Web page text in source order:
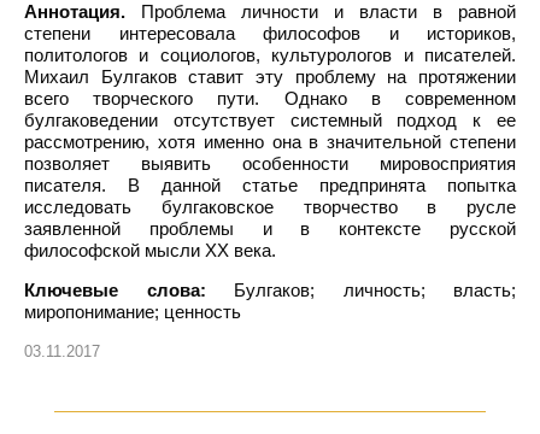
Аннотация. Проблема личности и власти в равной
степени интересовала философов и историков,
политологов и социологов, культурологов и писателей.
Михаил Булгаков ставит эту проблему на протяжении
всего творческого пути. Однако в современном
булгаковедении отсутствует системный подход к ее
рассмотрению, хотя именно она в значительной степени
позволяет выявить особенности мировосприятия
писателя. В данной статье предпринята попытка
исследовать булгаковское творчество в русле
заявленной проблемы и в контексте русской
философской мысли ХХ века.
Ключевые слова: Булгаков; личность; власть;
миропонимание; ценность
03.11.2017